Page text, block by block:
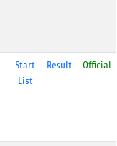
Start
List
Result Official